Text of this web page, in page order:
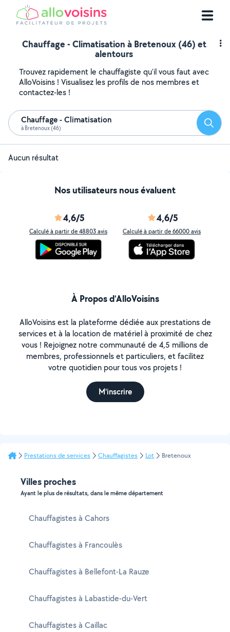
Chauffage - Climatisation à Bretenoux (46) et
alentours
Trouvez rapidement le chauffagiste qu'il vous faut avec
AlloVoisins ! Visualisez les profils de nos membres et
contactez-les !
Chauffage - Climatisation
à Bretenoux (46)
Aucun résultat
Nos utilisateurs nous évaluent
4,6/5
Calculé à partir de 48803 avis
4,6/5
Calculé à partir de 66000 avis
À Propos d’AlloVoisins
AlloVoisins est la plateforme dédiée aux prestations de
services et à la location de matériel à proximité de chez
vous ! Rejoignez notre communauté de 4,5 millions de
membres, professionnels et particuliers, et facilitez
votre quotidien pour tous vos projets !
M'inscrire
Prestations de services Chauffagistes Lot Bretenoux
Villes proches
Ayant le plus de résultats, dans le même département
Chauffagistes à Cahors
Chauffagistes à Francoulès
Chauffagistes à Bellefont-La Rauze
Chauffagistes à Labastide-du-Vert
Chauffagistes à Caillac